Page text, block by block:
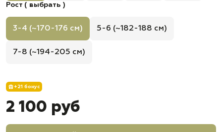
Рост ( выбрать )
3-4 (~170-176 см) 5-6 (~182-188 см)
7-8 (~194-205 см)
+21 бонус
2 100 руб